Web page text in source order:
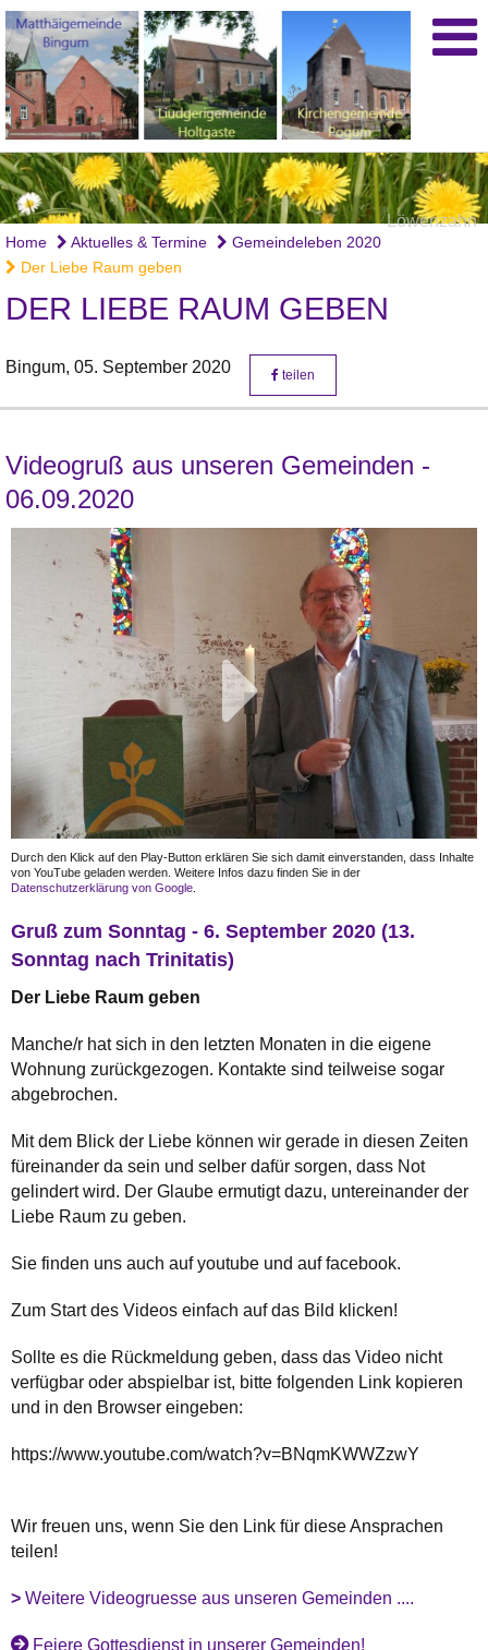
Löwenzahn
Home Aktuelles & Termine
Gemeindeleben 2020
Der Liebe Raum geben
DER LIEBE RAUM GEBEN
Bingum, 05. September 2020 teilen
Videogruß aus unseren Gemeinden -
06.09.2020
Durch den Klick auf den Play-Button erklären Sie sich damit einverstanden, dass Inhalte
von YouTube geladen werden. Weitere Infos dazu finden Sie in der
Datenschutzerklärung von Google
Gruß zum Sonntag - 6. September 2020 (13.
Sonntag nach Trinitatis)
Der Liebe Raum geben
Manche/r hat sich in den letzten Monaten in die eigene
Wohnung zurückgezogen. Kontakte sind teilweise sogar
abgebrochen.
Mit dem Blick der Liebe können wir gerade in diesen Zeiten
füreinander da sein und selber dafür sorgen, dass Not
gelindert wird. Der Glaube ermutigt dazu, untereinander der
Liebe Raum zu geben.
Sie finden uns auch auf youtube und auf facebook.
Zum Start des Videos einfach auf das Bild klicken!
Sollte es die Rückmeldung geben, dass das Video nicht
verfügbar oder abspielbar ist, bitte folgenden Link kopieren
und in den Browser eingeben:
https://www.youtube.com/watch?v=BNqmKWWZzwY
Wir freuen uns, wenn Sie den Link für diese Ansprachen
teilen!
> Weitere Videogruesse aus unseren Gemeinden ....
Feiere Gottesdienst in unserer Gemeinden!